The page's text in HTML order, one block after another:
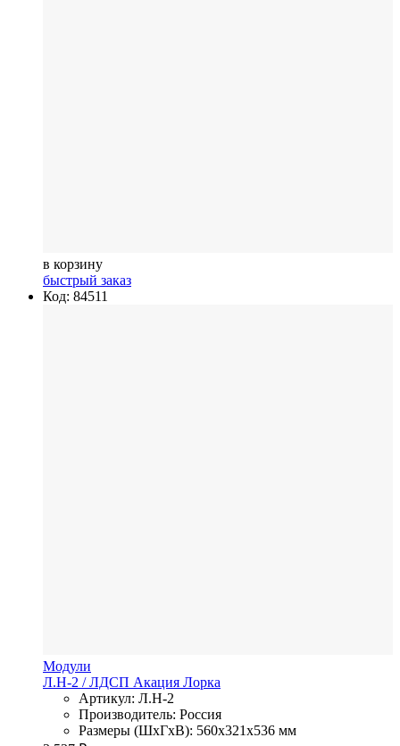
в корзину
быстрый заказ
Код: 84511
Модули
Л.Н-2 / ЛДСП Акация Лорка
Артикул: Л.Н-2
Производитель: Россия
Размеры (ШхГхВ): 560x321x536 мм